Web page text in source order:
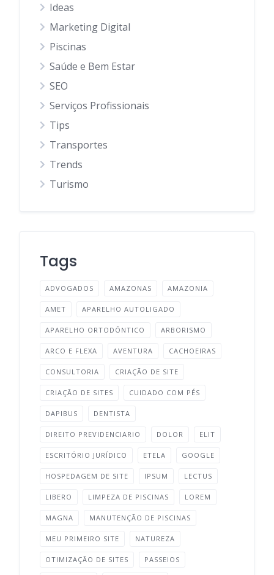
Ideas
Marketing Digital
Piscinas
Saúde e Bem Estar
SEO
Serviços Profissionais
Tips
Transportes
Trends
Turismo
Tags
ADVOGADOS AMAZONAS AMAZONIA
AMET APARELHO AUTOLIGADO
APARELHO ORTODÔNTICO ARBORISMO
ARCO E FLEXA AVENTURA CACHOEIRAS
CONSULTORIA CRIAÇÃO DE SITE
CRIAÇÃO DE SITES CUIDADO COM PÉS
DAPIBUS DENTISTA
DIREITO PREVIDENCIARIO DOLOR ELIT
ESCRITÓRIO JURÍDICO ETELA GOOGLE
HOSPEDAGEM DE SITE IPSUM LECTUS
LIBERO LIMPEZA DE PISCINAS LOREM
MAGNA MANUTENÇÃO DE PISCINAS
MEU PRIMEIRO SITE NATUREZA
OTIMIZAÇÃO DE SITES PASSEIOS